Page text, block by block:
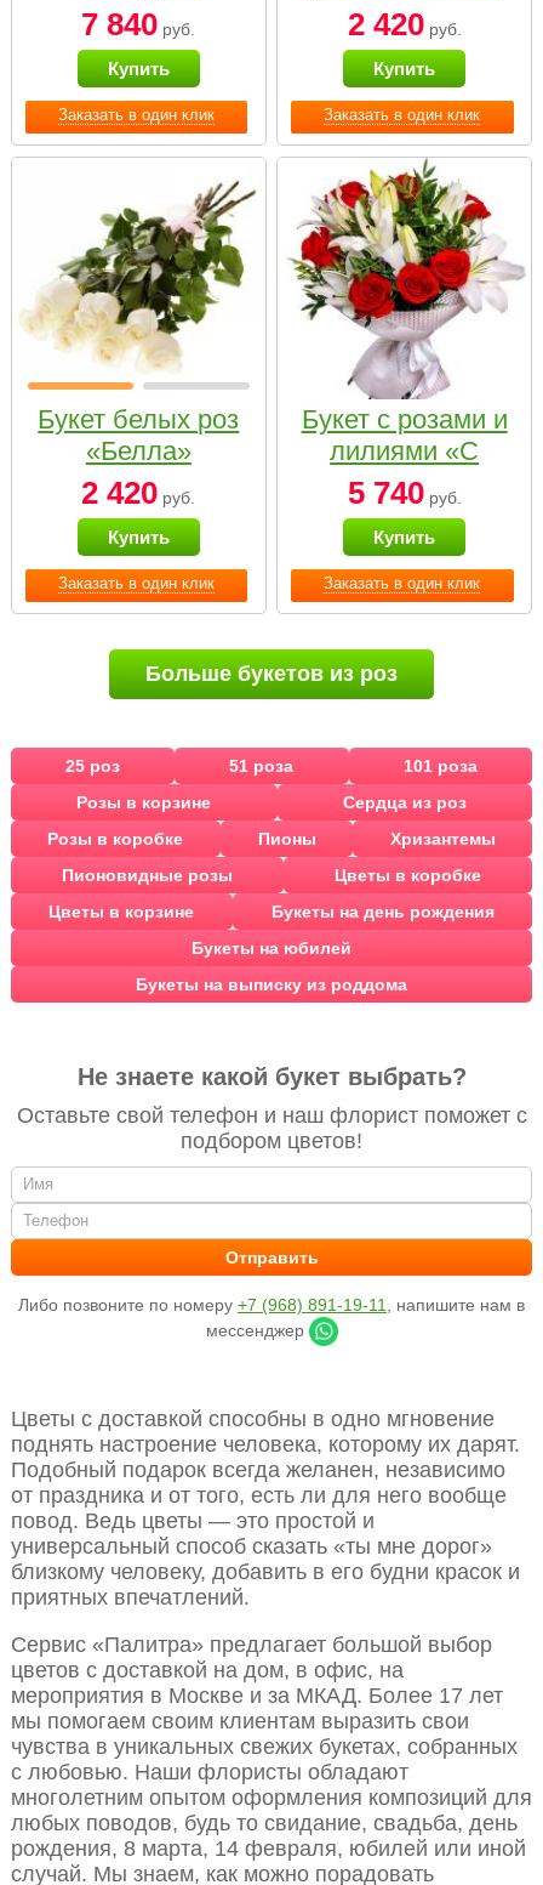
Заказать в один клик
7 840 руб.
Купить
Заказать в один клик
2 420руб.
Купить
Заказать в один клик
Букет белых роз
«Белла»
2 420 руб.
Купить
Заказать в один клик
Букет с розами и
лилиями «С
наилучшими
пожеланиями»
5 740руб.
Купить
Больше букетов из роз
25 роз 51 роза
101 роза
Розы в корзине
Сердца из роз
Розы в коробке
Пионы
Хризантемы
Пионовидные розы
Цветы в коробке
Цветы в корзине
Букеты на день рождения
Букеты на юбилей
Букеты на выписку из роддома
Не знаете какой букет выбрать?
Оставьте свой телефон и наш флорист поможет с
подбором цветов!
Либо позвоните по номеру +7 (968) 891-19-11
, напишите нам в
мессенджер
Цветы с доставкой способны в одно мгновение
поднять настроение человека, которому их дарят.
Подобный подарок всегда желанен, независимо
от праздника и от того, есть ли для него вообще
повод. Ведь цветы — это простой и
универсальный способ сказать «ты мне дорог»
близкому человеку, добавить в его будни красок и
приятных впечатлений.
Сервис «Палитра» предлагает большой выбор
цветов с доставкой на дом, в офис, на
мероприятия в Москве и за МКАД. Более 17 лет
мы помогаем своим клиентам выразить свои
чувства в уникальных свежих букетах, собранных
с любовью. Наши флористы обладают
многолетним опытом оформления композиций для
любых поводов, будь то свидание, свадьба, день
рождения, 8 марта, 14 февраля, юбилей или иной
случай. Мы знаем, как можно порадовать